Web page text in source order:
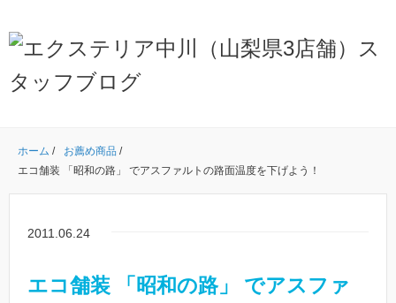
ホーム / お薦め商品 /
エコ舗装 「昭和の路」 でアスファルトの路面温度を下げよう！
2011.06.24
エコ舗装 「昭和の路」 でアスファ